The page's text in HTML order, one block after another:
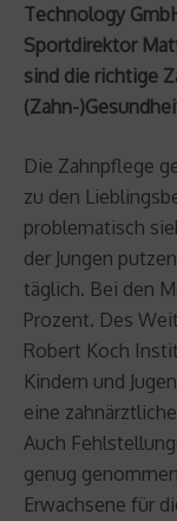
Technology
Sportdirektor
sind die richtige
(Zahn-
Die Zahnpflege
zu den
problematisch
der Jungen
täglich. Bei den
Prozent. Des
Robert Koch
Kindern und
eine
Auch
genug
Erwachsene für